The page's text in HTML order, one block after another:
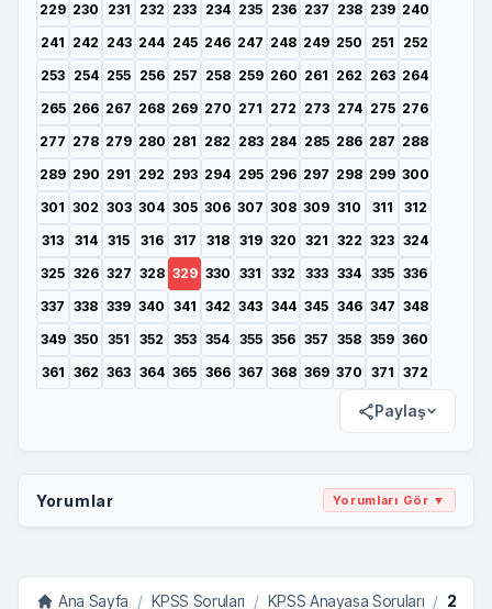
229 230 231 232 233 234 235 236 237 238 239 240
241 242 243 244 245 246 247 248 249 250 251
252
253 254 255 256 257 258 259 260 261 262 263 264
265 266 267 268 269 270 271 272 273 274 275 276
277 278 279 280 281 282 283 284 285 286 287 288
289 290 291 292 293 294 295 296 297 298 299 300
301 302 303 304 305 306 307 308 309 310 311
312
313
314 315 316 317 318 319 320 321 322 323 324
325 326 327 328 329 330 331 332 333 334 335 336
337 338 339 340 341 342 343 344 345 346 347 348
349 350 351 352 353 354 355 356 357 358 359 360
361 362 363 364 365 366 367 368 369 370 371 372
Paylaş
Yorumlar Yorumları Gör ▼
Ana Sayfa / KPSS Soruları / KPSS Anayasa Soruları /